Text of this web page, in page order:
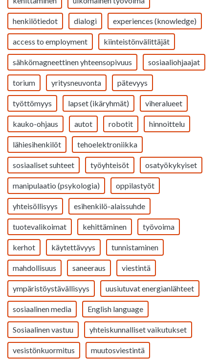
henkilötiedot dialogi experiences (knowledge)
access to employment kiinteistönvälittäjät
sähkömagneettinen yhteensopivuus sosiaaliohjaajat
torium yritysneuvonta pätevyys
työttömyys lapset (ikäryhmät) viheralueet
kauko-ohjaus autot robotit hinnoittelu
lähiesihenkilöt tehoelektroniikka
sosiaaliset suhteet työyhteisöt osatyökykyiset
manipulaatio (psykologia) oppilastyöt
yhteisöllisyys esihenkilö-alaissuhde
tuotevalikoimat kehittäminen työvoima
kerhot käytettävyys tunnistaminen
mahdollisuus saneeraus viestintä
ympäristöystävällisyys uusiutuvat energianlähteet
sosiaalinen media English language
Sosiaalinen vastuu yhteiskunnalliset vaikutukset
vesistönkuormitus muutosviestintä